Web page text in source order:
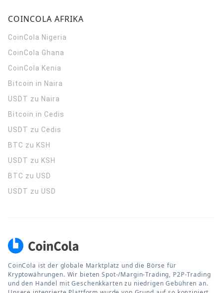
COINCOLA AFRIKA
CoinCola Nigeria
CoinCola Ghana
CoinCola Kenia
Bitcoin in Naira
USDT zu Naira
Bitcoin in Cedis
USDT zu Cedis
BTC zu KSH
USDT zu KSH
BTC zu USD
USDT zu USD
CoinCola ist der globale Marktplatz und die Börse für
Kryptowährungen. Wir bieten Spot-/Margin-Trading, P2P-Trading
und den Handel mit Geschenkkarten zu niedrigen Gebühren an.